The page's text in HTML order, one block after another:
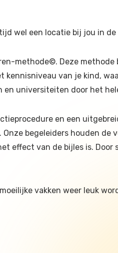
wel een locatie bij jou in
methode©. Deze
van je kind,
en universiteiten door het
en een
begeleiders houden de
effect van de bijles is. Door
vakken weer leuk